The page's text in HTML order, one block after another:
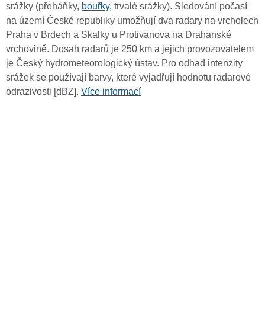
srážky (přeháňky, bouřky, trvalé srážky). Sledování počasí
na území České republiky umožňují dva radary na vrcholech
Praha v Brdech a Skalky u Protivanova na Drahanské
vrchovině. Dosah radarů je 250 km a jejich provozovatelem
je Český hydrometeorologický ústav. Pro odhad intenzity
srážek se používají barvy, které vyjadřují hodnotu radarové
odrazivosti [dBZ]. Více informací